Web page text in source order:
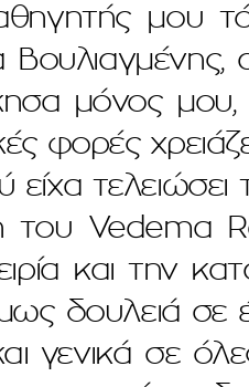
μου
μόνος μου,
φορές
είχα
Vedema
και την
δουλειά σε
γενικά σε